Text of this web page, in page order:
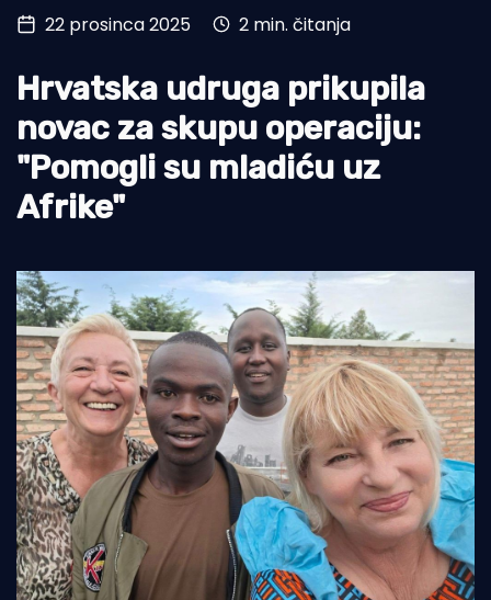
Turizam i nautika
Pomorstvo
Ribolov
Ekologija
Tradicija i kultura
22 prosinca 2025 2 min. čitanja
Hrvatska udruga prikupila
novac za skupu operaciju:
"Pomogli su mladiću uz
Afrike"